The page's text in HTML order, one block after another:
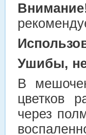
Ушибы,
В
цветков
через